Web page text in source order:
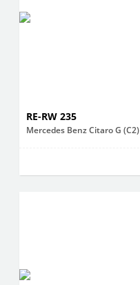
RE-RW 235
Mercedes Benz Citaro G (C2)